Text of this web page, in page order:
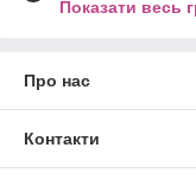
Показати весь
Про нас
Контакти